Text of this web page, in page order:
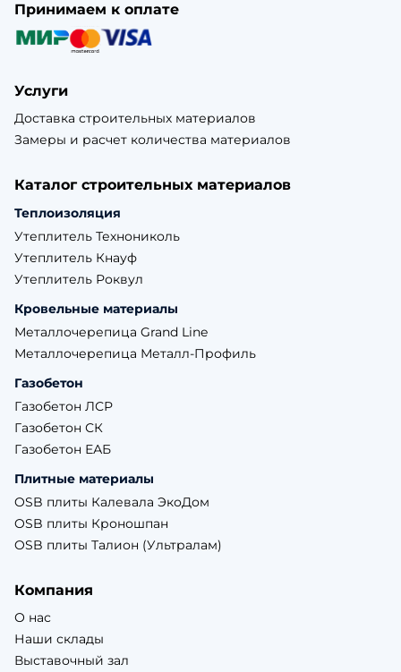
Принимаем к оплате
Услуги
Доставка строительных материалов
Замеры и расчет количества материалов
Каталог строительных материалов
Теплоизоляция
Утеплитель Технониколь
Утеплитель Кнауф
Утеплитель Роквул
Кровельные материалы
Металлочерепица Grand Line
Металлочерепица Металл-Профиль
Газобетон
Газобетон ЛСР
Газобетон СК
Газобетон ЕАБ
Плитные материалы
OSB плиты Калевала ЭкоДом
OSB плиты Кроношпан
OSB плиты Талион (Ультралам)
Компания
О нас
Наши склады
Выставочный зал